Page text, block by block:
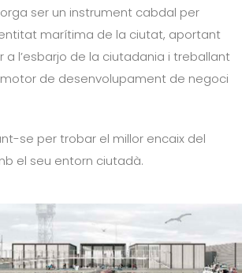
ser un instrument cabdal per
marítima de la ciutat, aportant
a l’esbarjo de la ciutadania i treballant
de desenvolupament de negoci
se per trobar el millor encaix del
el seu entorn ciutadà.